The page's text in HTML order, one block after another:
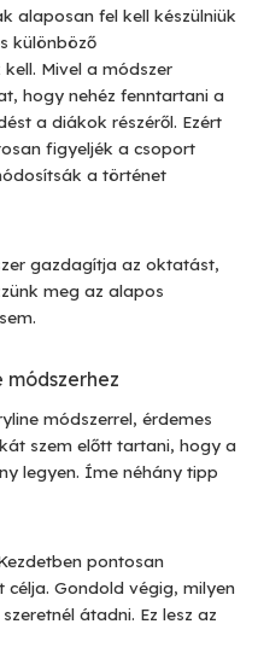
alaposan fel kell készülniük
különböző
Mivel a módszer
hogy nehéz fenntartani a
a diákok részéről. Ezért
figyeljék a csoport
a történet
gazdagítja az oktatást,
meg az alapos
módszerrel, érdemes
szem előtt tartani, hogy a
legyen. Íme néhány tipp
pontosan
Gondold végig, milyen
átadni. Ez lesz az